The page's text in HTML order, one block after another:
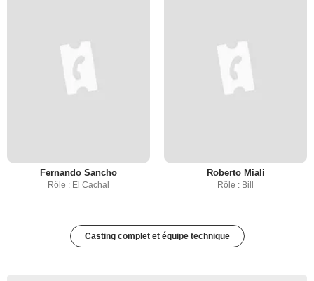
Fernando Sancho
Rôle : El Cachal
Roberto Miali
Rôle : Bill
Casting complet et équipe technique